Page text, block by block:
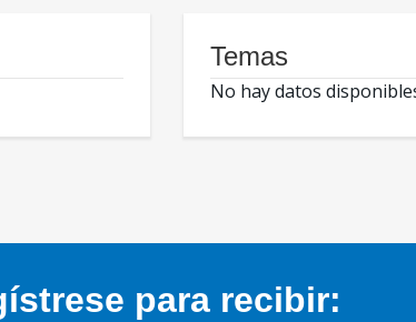
Temas
No hay datos
para recibir: